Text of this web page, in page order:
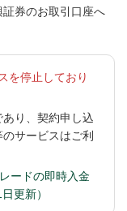
券のお取引口座へ
を停止しており
り、契約申し込
サービスはご利
ードの即時入金
更新）